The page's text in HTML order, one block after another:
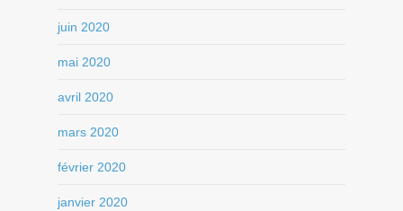
juin 2020
mai 2020
avril 2020
mars 2020
février 2020
janvier 2020